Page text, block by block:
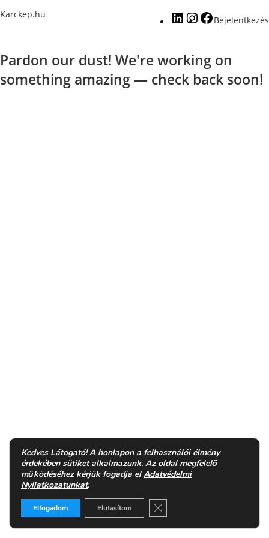
Karckep.hu
Bejelentkezés
Pardon our dust! We're working on
something amazing — check back soon!
Kedves Látogató! A honlapon a felhasználói élmény
érdekében sütiket alkalmazunk. Az oldal megfelelő
működéséhez kérjük fogadja elAdatvédelmi
Nyilatkozatunkat.
Elfogadom Elutasítom Close GDPR Cookie Banner